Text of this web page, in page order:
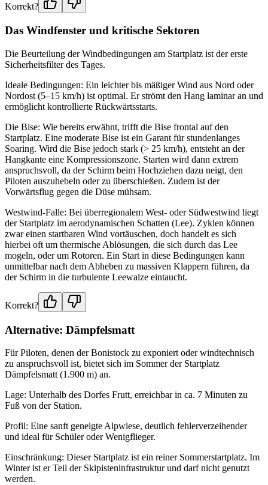
Korrekt?
Das Windfenster und kritische Sektoren
Die Beurteilung der Windbedingungen am Startplatz ist der erste
Sicherheitsfilter des Tages.
Ideale Bedingungen: Ein leichter bis mäßiger Wind aus Nord oder
Nordost (5–15 km/h) ist optimal. Er strömt den Hang laminar an und
ermöglicht kontrollierte Rückwärtsstarts.
Die Bise: Wie bereits erwähnt, trifft die Bise frontal auf den
Startplatz. Eine moderate Bise ist ein Garant für stundenlanges
Soaring. Wird die Bise jedoch stark (> 25 km/h), entsteht an der
Hangkante eine Kompressionszone. Starten wird dann extrem
anspruchsvoll, da der Schirm beim Hochziehen dazu neigt, den
Piloten auszuhebeln oder zu überschießen. Zudem ist der
Vorwärtsflug gegen die Düse mühsam.
Westwind-Falle: Bei überregionalem West- oder Südwestwind liegt
der Startplatz im aerodynamischen Schatten (Lee). Zyklen können
zwar einen startbaren Wind vortäuschen, doch handelt es sich
hierbei oft um thermische Ablösungen, die sich durch das Lee
mogeln, oder um Rotoren. Ein Start in diese Bedingungen kann
unmittelbar nach dem Abheben zu massiven Klappern führen, da
der Schirm in die turbulente Leewalze eintaucht.
Korrekt?
Alternative: Dämpfelsmatt
Für Piloten, denen der Bonistock zu exponiert oder windtechnisch
zu anspruchsvoll ist, bietet sich im Sommer der Startplatz
Dämpfelsmatt (1.900 m) an.
Lage: Unterhalb des Dorfes Frutt, erreichbar in ca. 7 Minuten zu
Fuß von der Station.
Profil: Eine sanft geneigte Alpwiese, deutlich fehlerverzeihender
und ideal für Schüler oder Wenigflieger.
Einschränkung: Dieser Startplatz ist ein reiner Sommerstartplatz. Im
Winter ist er Teil der Skipisteninfrastruktur und darf nicht genutzt
werden.